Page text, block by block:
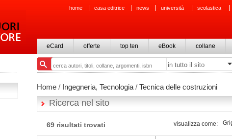
home casa editrice news università scolastica
eCard offerte top ten eBook collane
Home / Ingegneria, Tecnologia / Tecnica delle costruzioni
Ricerca nel sito
69 risultati trovati visualizza come: